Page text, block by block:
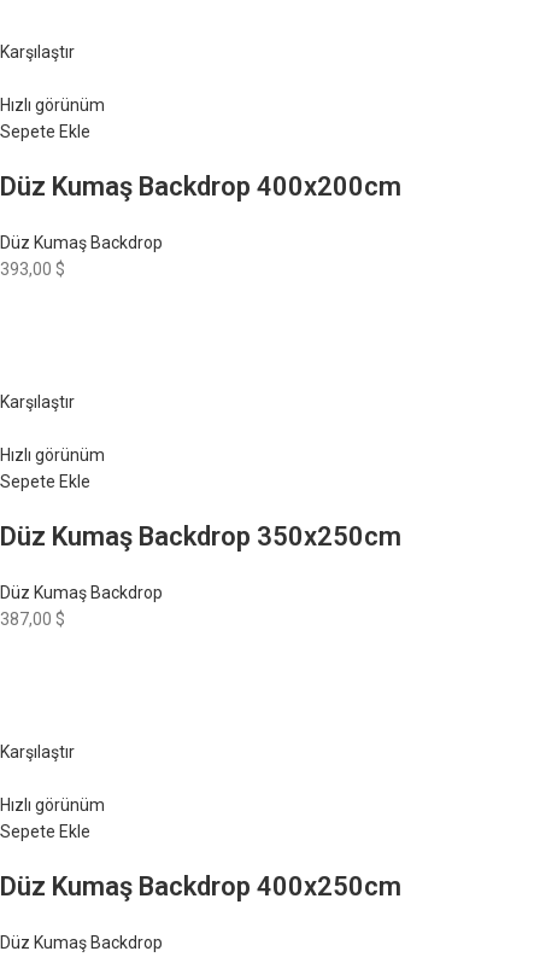
Karşılaştır
Hızlı görünüm
Sepete Ekle
Düz Kumaş Backdrop 400x200cm
Düz Kumaş Backdrop
393,00 $
Karşılaştır
Hızlı görünüm
Sepete Ekle
Düz Kumaş Backdrop 350x250cm
Düz Kumaş Backdrop
387,00 $
Karşılaştır
Hızlı görünüm
Sepete Ekle
Düz Kumaş Backdrop 400x250cm
Düz Kumaş Backdrop